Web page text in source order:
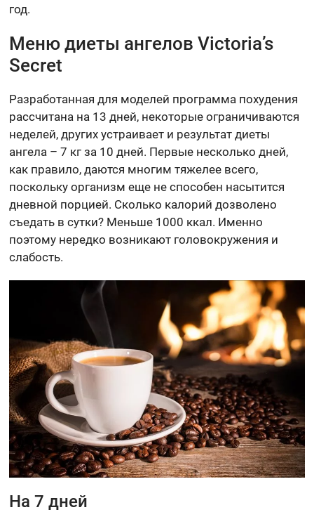
год.
Меню диеты ангелов Victoria’s
Secret
Разработанная для моделей программа похудения
рассчитана на 13 дней, некоторые ограничиваются
неделей, других устраивает и результат диеты
ангела – 7 кг за 10 дней. Первые несколько дней,
как правило, даются многим тяжелее всего,
поскольку организм еще не способен насытится
дневной порцией. Сколько калорий дозволено
съедать в сутки? Меньше 1000 ккал. Именно
поэтому нередко возникают головокружения и
слабость.
На 7 дней